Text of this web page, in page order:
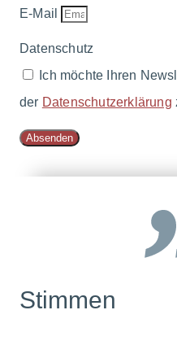
E-Mail
Datenschutz
Ich möchte Ihren
der Datenschutzerklärung
Absenden
Stimmen